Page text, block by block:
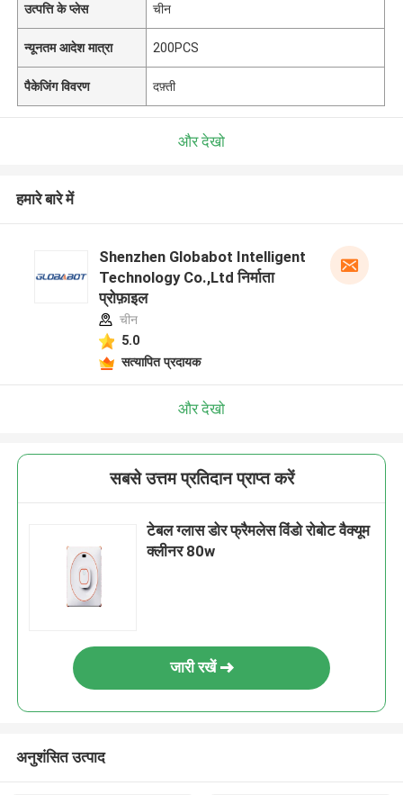
उत्पत्ति के प्लेस चीन
न्यूनतम आदेश मात्रा 200PCS
पैकेजिंग विवरण दफ़्ती
और देखो
हमारे बारे में
Shenzhen Globabot Intelligent
Technology Co.,Ltd निर्माता
प्रोफ़ाइल
चीन
5.0
सत्यापित प्रदायक
और देखो
सबसे उत्तम प्रतिदान प्राप्त करें
टेबल ग्लास डोर फ्रैमलेस विंडो रोबोट वैक्यूम
क्लीनर 80w
जारी रखें
अनुशंसित उत्पाद